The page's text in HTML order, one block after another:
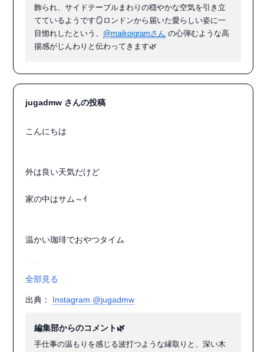
飾られ、サイドテーブルまわりの穏やかな空気を引き立
てているようです🪞ロンドンから届いた愛らしい姿に一
目惚れしたという、 @maikoigramさん の心弾むような高
揚感がじんわりと伝わってきます🌿
jugadmw さんの投稿
こんにちは
外は良い天気だけど
家の中はサム～ｲ
温かい珈琲でおやつタイム
(´ω｀)♡
生地をリメイクした1人掛けsofa
全部見る
出典： Instagram @jugadmw
編集部からのコメント🌿
手仕事の温もりを感じる波打つような縁取りと、深い木